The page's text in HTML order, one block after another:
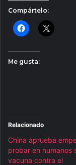
Compártelo:
Me gusta:
Relacionado
China aprueba
probar en humanos
vacuna contra el